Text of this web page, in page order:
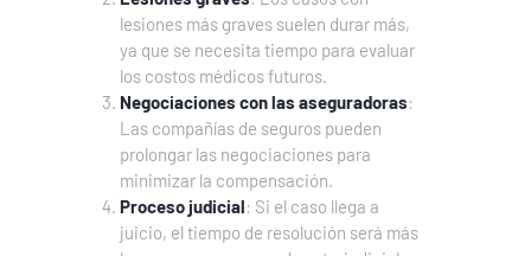
lesiones más graves suelen durar más,
ya que se necesita tiempo para evaluar
los costos médicos futuros.
Negociaciones con las aseguradoras:
Las compañías de seguros pueden
prolongar las negociaciones para
minimizar la compensación.
Proceso judicial: Si el caso llega a
juicio, el tiempo de resolución será más